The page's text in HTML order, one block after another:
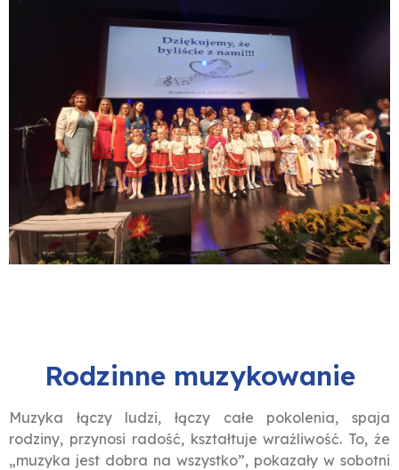
Rodzinne muzykowanie
Muzyka łączy ludzi, łączy całe pokolenia, spaja
rodziny, przynosi radość, kształtuje wrażliwość. To, że
„muzyka jest dobra na wszystko”, pokazały w sobotni